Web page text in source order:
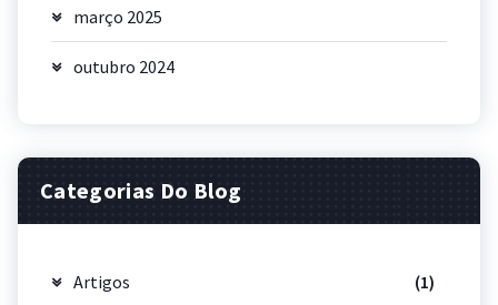
março 2025
outubro 2024
Categorias Do Blog
Artigos (1)